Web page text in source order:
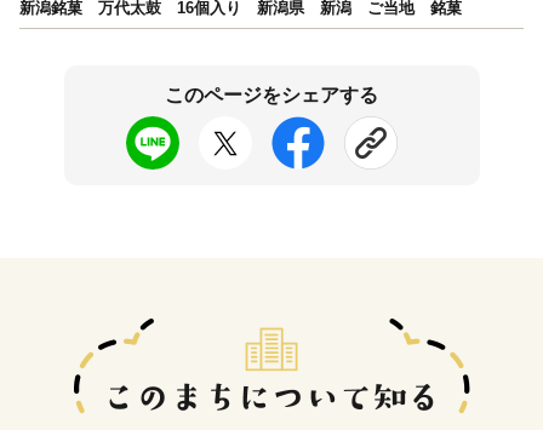
新潟銘菓 万代太鼓 16個入り 新潟県 新潟 ご当地 銘菓
このページをシェアする